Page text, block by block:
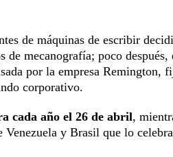
de máquinas de escribir
de mecanografía; poco después,
por la empresa Remington,
corporativo.
cada año el 26 de abril,
Venezuela y Brasil que lo